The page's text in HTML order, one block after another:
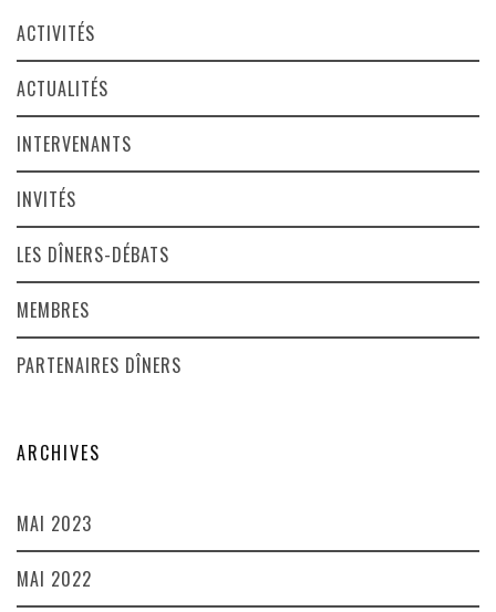
ACTIVITÉS
ACTUALITÉS
INTERVENANTS
INVITÉS
LES DÎNERS-DÉBATS
MEMBRES
PARTENAIRES DÎNERS
ARCHIVES
MAI 2023
MAI 2022